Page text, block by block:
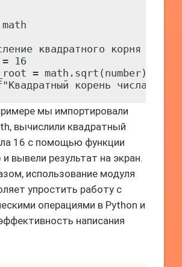
квадратного корня числа
= 16
= math.sqrt(number)
мы импортировали
вычислили квадратный
16 с помощью функции
вывели результат на экран.
использование модуля
упростить работу с
операциями в Python и
написания